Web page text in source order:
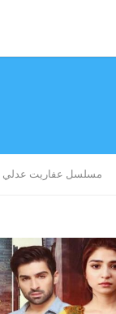
مسلسل عفاريت عدلي